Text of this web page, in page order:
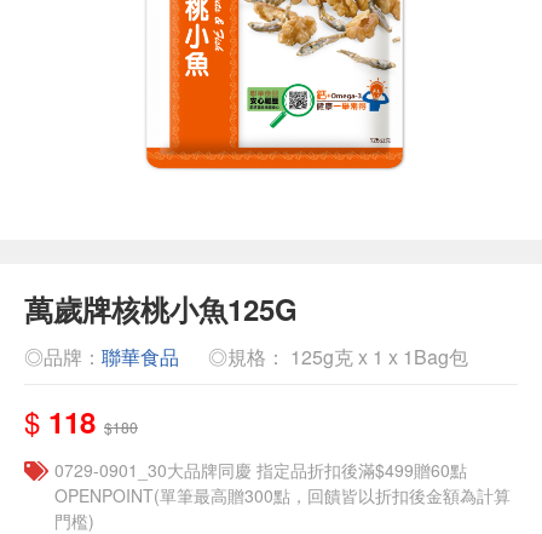
萬歲牌核桃小魚125G
◎品牌： 聯華食品 ◎規格： 125g克 x 1 x 1Bag包
$ 118 $180
0729-0901_30大品牌同慶 指定品折扣後滿$499贈60點
OPENPOINT(單筆最高贈300點，回饋皆以折扣後金額為計算
門檻)